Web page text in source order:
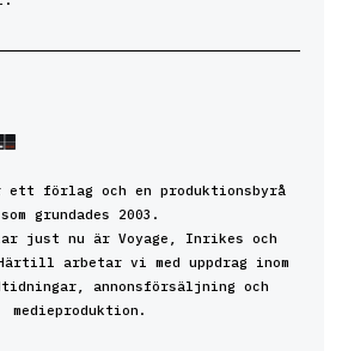
ett förlag och en produktionsbyrå
som grundades 2003.
just nu är Voyage, Inrikes och
arbetar vi med uppdrag inom
annonsförsäljning och
medieproduktion.